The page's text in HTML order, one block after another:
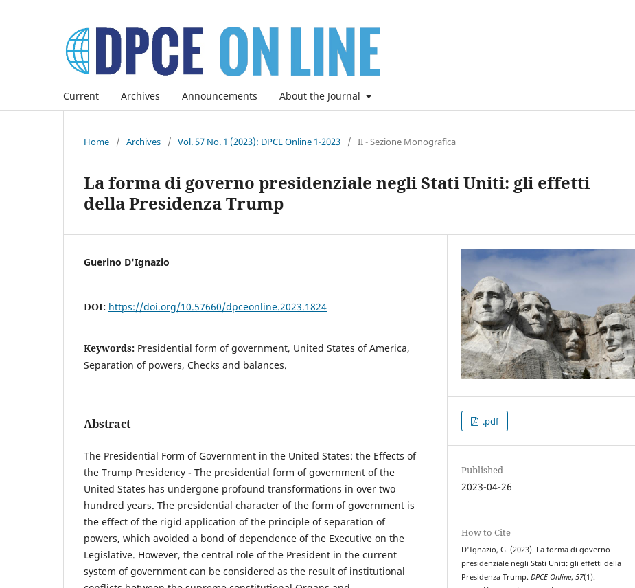
Current Archives Announcements About the Journal
Home / Archives / Vol. 57 No. 1 (2023): DPCE Online 1-2023 / II - Sezione Monografica
La forma di governo presidenziale negli Stati Uniti: gli effetti
della Presidenza Trump
Guerino D'Ignazio
DOI: https://doi.org/10.57660/dpceonline.2023.1824
Keywords: Presidential form of government, United States of America,
Separation of powers, Checks and balances.
Abstract
The Presidential Form of Government in the United States: the Effects of
the Trump Presidency - The presidential form of government of the
United States has undergone profound transformations in over two
hundred years. The presidential character of the form of government is
the effect of the rigid application of the principle of separation of
powers, which avoided a bond of dependence of the Executive on the
Legislative. However, the central role of the President in the current
system of government can be considered as the result of institutional
.pdf
Published
2023-04-26
How to Cite
D'Ignazio, G. (2023). La forma di governo
presidenziale negli Stati Uniti: gli effetti della
Presidenza Trump.DPCE Online,57(1).